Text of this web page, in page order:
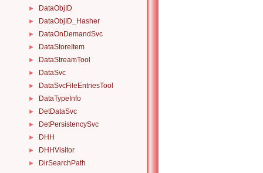
► DataObjID
► DataObjID_Hasher
► DataOnDemandSvc
► DataStoreItem
► DataStreamTool
► DataSvc
► DataSvcFileEntriesTool
► DataTypeInfo
► DetDataSvc
► DetPersistencySvc
► DHH
► DHHVisitor
► DirSearchPath